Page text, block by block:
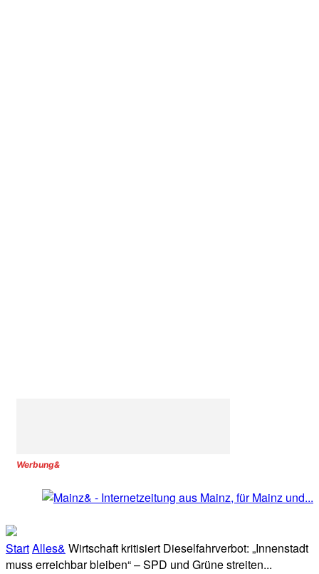
Werbung&
StartAlles& Wirtschaft kritisiert Dieselfahrverbot: „Innenstadt
muss erreichbar bleiben“ – SPD und Grüne streiten...